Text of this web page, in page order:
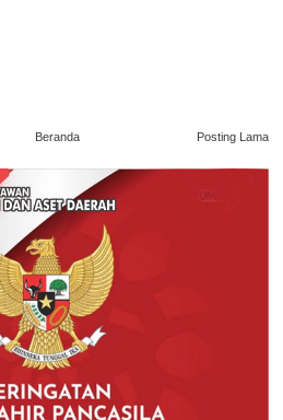
Posting Lama
Beranda